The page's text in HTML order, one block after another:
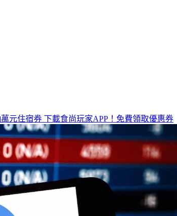
元住宿券 下載食尚玩家APP！免費領取優惠券